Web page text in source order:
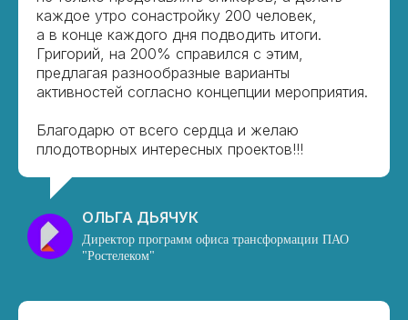
каждое утро сонастройку 200 человек,
а в конце каждого дня подводить итоги.
Григорий, на 200% справился с этим,
предлагая разнообразные варианты
активностей согласно концепции мероприятия.
Благодарю от всего сердца и желаю
плодотворных интересных проектов!!!
ОЛЬГА ДЬЯЧУК
Директор программ офиса трансформации ПАО
"Ростелеком"